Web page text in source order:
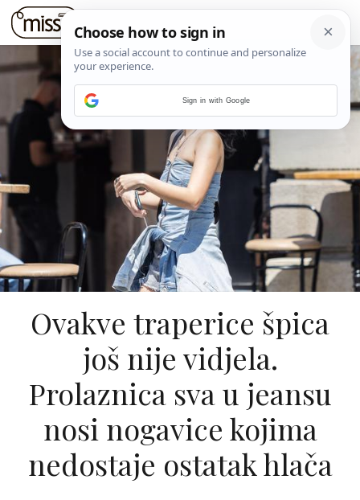
Ovakve traperice špica
još nije vidjela.
Prolaznica sva u jeansu
nosi nogavice kojima
nedostaje ostatak hlača
Sign in with Google